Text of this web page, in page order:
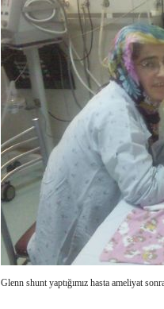
Glenn shunt yaptığımız hasta ameliyat